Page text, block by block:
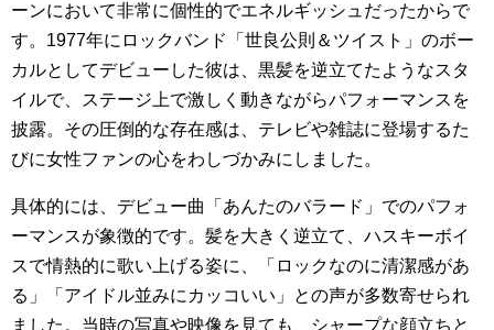
ーンにおいて非常に個性的でエネルギッシュだったからで
す。1977年にロックバンド「世良公則＆ツイスト」のボー
カルとしてデビューした彼は、黒髪を逆立てたようなスタ
イルで、ステージ上で激しく動きながらパフォーマンスを
披露。その圧倒的な存在感は、テレビや雑誌に登場するた
びに女性ファンの心をわしづかみにしました。
具体的には、デビュー曲「あんたのバラード」でのパフォ
ーマンスが象徴的です。髪を大きく逆立て、ハスキーボイ
スで情熱的に歌い上げる姿に、「ロックなのに清潔感があ
る」「アイドル並みにカッコいい」との声が多数寄せられ
ました。当時の写真や映像を見ても、シャープな顔立ちと